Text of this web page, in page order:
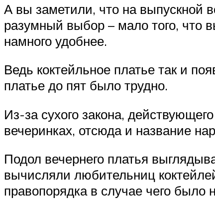
А вы заметили, что на выпускной
разумный выбор – мало того, что
намного удобнее.
Ведь коктейльное платье так и
платье до пят было трудно.
Из-за сухого закона,
вечеринках, отсюда и название
Подол вечернего платья
вычисляли любительниц
правопорядка в случае чего было